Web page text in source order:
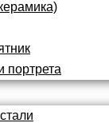
портрета